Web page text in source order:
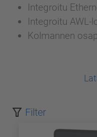
Integroitu
Integroitu AWL-
Kolmannen
Filter